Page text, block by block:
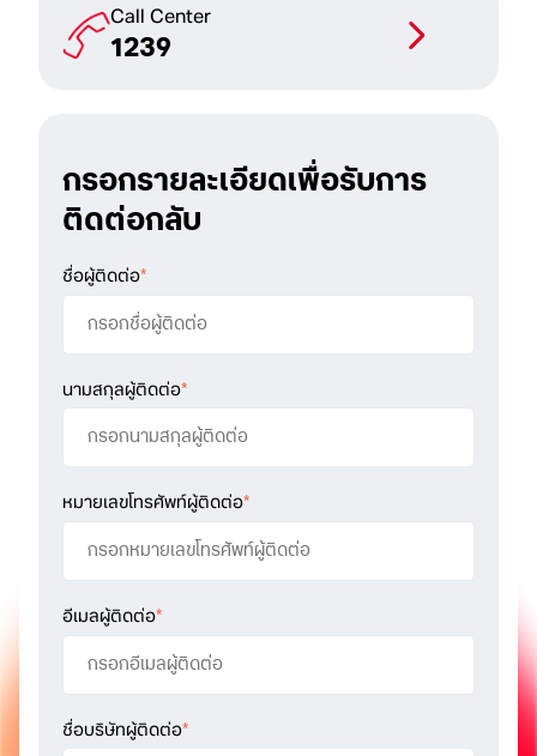
Call Center
1239
กรอกรายละเอียดเพื่อรับการ
ติดต่อกลับ
ชื่อผู้ติดต่อ*
นามสกุลผู้ติดต่อ*
หมายเลขโทรศัพท์ผู้ติดต่อ*
อีเมลผู้ติดต่อ*
ชื่อบริษัทผู้ติดต่อ*